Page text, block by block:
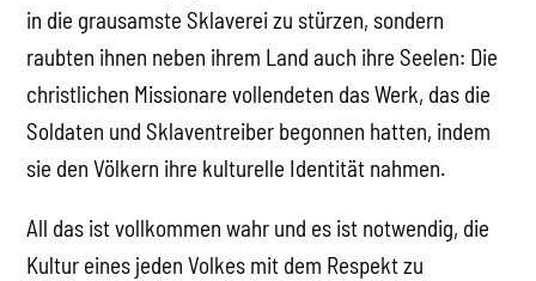
in die grausamste Sklaverei zu stürzen, sondern
raubten ihnen neben ihrem Land auch ihre Seelen: Die
christlichen Missionare vollendeten das Werk, das die
Soldaten und Sklaventreiber begonnen hatten, indem
sie den Völkern ihre kulturelle Identität nahmen.
All das ist vollkommen wahr und es ist notwendig, die
Kultur eines jeden Volkes mit dem Respekt zu